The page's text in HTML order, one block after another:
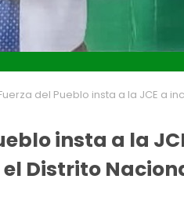
del Pueblo insta a la JCE a
insta a la
Distrito